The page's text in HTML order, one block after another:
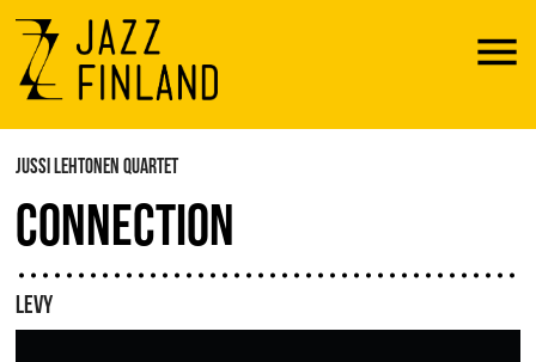
Menu
JUSSI LEHTONEN QUARTET
CONNECTION
LEVY